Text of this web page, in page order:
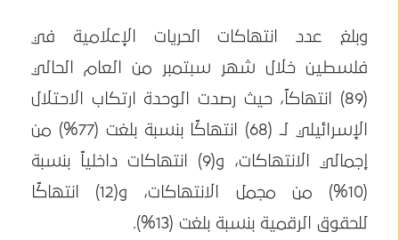
وبلغ عدد انتهاكات الحريات الإعلامية في
فلسطين خلال شهر سبتمبر من العام الحالي
(89) انتهاكاً، حيث رصدت الوحدة ارتكاب الاحتلال
الإسرائيلي لـ (68) انتهاكًا بنسبة بلغت (77%) من
إجمالي الانتهاكات، و(9) انتهاكات داخلياً بنسبة
(10%) من مجمل الانتهاكات، و(12) انتهاكًا
للحقوق الرقمية بنسبة بلغت (13%).